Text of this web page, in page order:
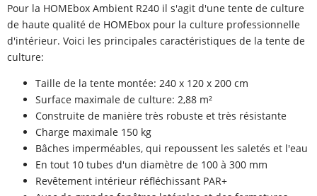
Pour la HOMEbox Ambient R240 il s'agit d'une tente de culture
de haute qualité de HOMEbox pour la culture professionnelle
d'intérieur. Voici les principales caractéristiques de la tente de
culture:
Taille de la tente montée: 240 x 120 x 200 cm
Surface maximale de culture: 2,88 m²
Construite de manière très robuste et très résistante
Charge maximale 150 kg
Bâches imperméables, qui repoussent les saletés et l'eau
En tout 10 tubes d'un diamètre de 100 à 300 mm
Revêtement intérieur réfléchissant PAR+